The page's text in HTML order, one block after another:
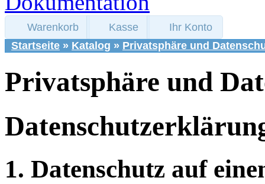
Warenkorb Kasse
Ihr Konto
Startseite » Katalog » Privatsphäre und
Privatsphäre und
1. Datenschutz auf